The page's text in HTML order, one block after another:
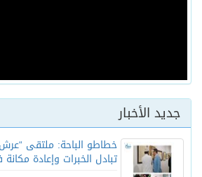
جديد الأخبار
خطاطو الباحة: ملتقى
تبادل الخبرات وإعادة